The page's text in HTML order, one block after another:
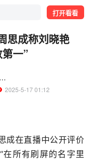
打开看看
思成称刘晓艳
一”
全国党媒信息公共平台
  2025-5-17 01:12
成在直播中公开评价
在所有刷屏的名字里